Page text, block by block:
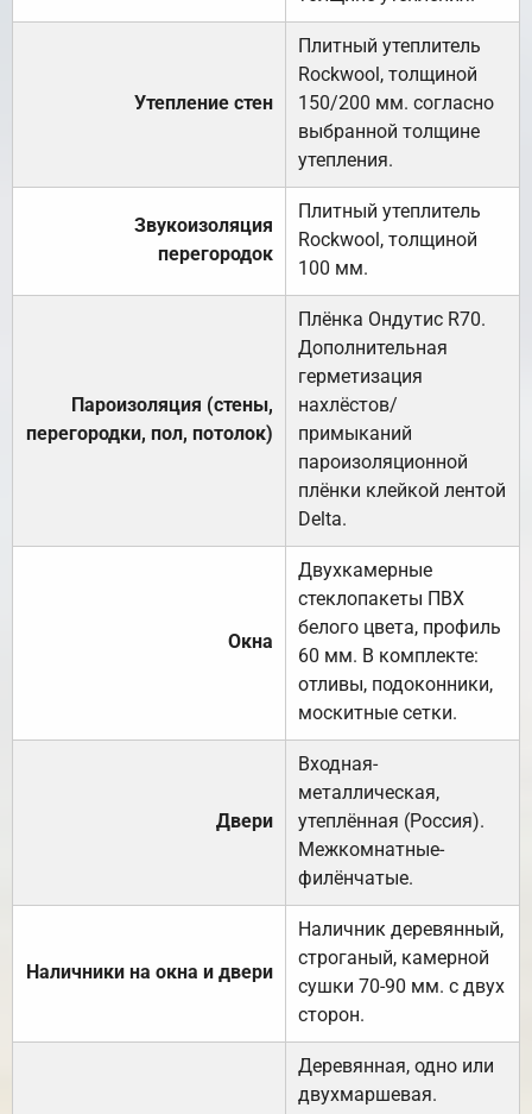
Утепление стен
Плитный утеплитель
Rockwool, толщиной
150/200 мм. согласно
выбранной толщине
утепления.
Звукоизоляция
перегородок
Плитный утеплитель
Rockwool, толщиной
100 мм.
Пароизоляция (стены,
перегородки, пол, потолок)
Плёнка Ондутис R70.
Дополнительная
герметизация
нахлёстов/
примыканий
пароизоляционной
плёнки клейкой лентой
Delta.
Окна
Двухкамерные
стеклопакеты ПВХ
белого цвета, профиль
60 мм. В комплекте:
отливы, подоконники,
москитные сетки.
Двери
Входная-
металлическая,
утеплённая (Россия).
Межкомнатные-
филёнчатые.
Наличники на окна и двери
Наличник деревянный,
строганый, камерной
сушки 70-90 мм. с двух
сторон.
Деревянная, одно или
двухмаршевая.